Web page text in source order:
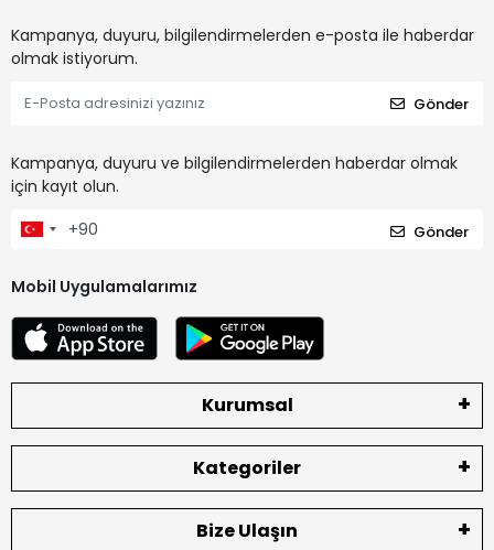
Kampanya, duyuru, bilgilendirmelerden e-posta ile haberdar
olmak istiyorum.
Gönder
Kampanya, duyuru ve bilgilendirmelerden haberdar olmak
için kayıt olun.
Gönder
Mobil Uygulamalarımız
Kurumsal
Kategoriler
Bize Ulaşın